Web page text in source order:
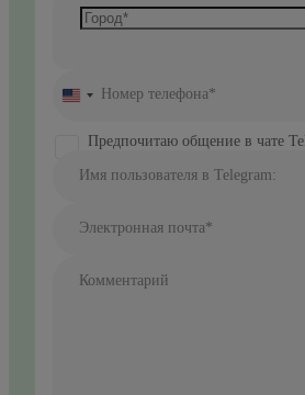
United
+1
Номер телефона*
Предпочитаю общение в чате
Имя пользователя в Telegram:
Электронная почта*
Комментарий